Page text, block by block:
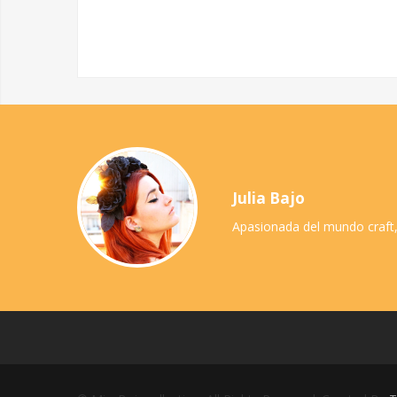
Julia Bajo
Apasionada del mundo